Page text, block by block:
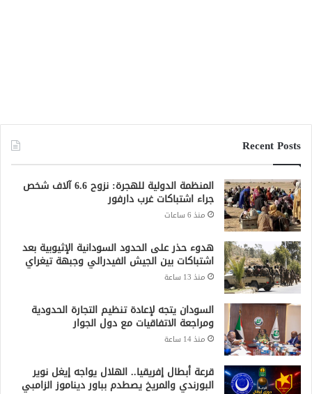
Recent Posts
المنظمة الدولية للهجرة: نزوح 6.6 آلاف شخص
جراء اشتباكات غرب دارفور
منذ 6 ساعات
هدوء حذر على الحدود السودانية الإثيوبية بعد
اشتباكات بين الجيش الفيدرالي وجبهة تيغراي
منذ 13 ساعة
السودان يتجه لإعادة تنظيم التجارة الحدودية
ومراجعة الاتفاقيات مع دول الجوار
منذ 14 ساعة
قرعة أبطال إفريقيا.. الهلال يواجه إيغل نوير
البورندي والمريخ يصطدم بباور ديناموز الزامبي